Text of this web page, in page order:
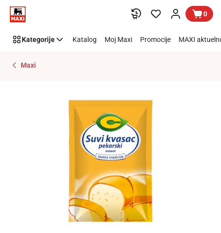
Preskoči link 0
Kategorije Katalog Moj Maxi Promocije MAXI
Maxi